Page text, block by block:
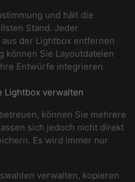
und hält die
Stand. Jeder
der Lightbox entfernen
können Sie Layoutdateien
Entwürfe integrieren.
Lightbox verwalten
können Sie mehrere
sich jedoch nicht direkt
Es wird immer nur
verwalten, kopieren